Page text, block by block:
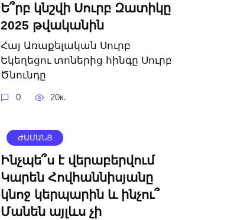
Ե՞րբ կնշվի Սուրբ Զատիկը
2025 թվականին
Հայ Առաքելական Սուրբ
Եկեղեցու տոներից հինգը Սուրբ
Ծնունդը
0 20к.
ԺԱՄԱՆՑ
Ինչպե՞ս է վերաբերվում
Կարեն Հովհաննիսյանը
կնոջ կերպարին և ինչու՞
Մանեն այլևս չի